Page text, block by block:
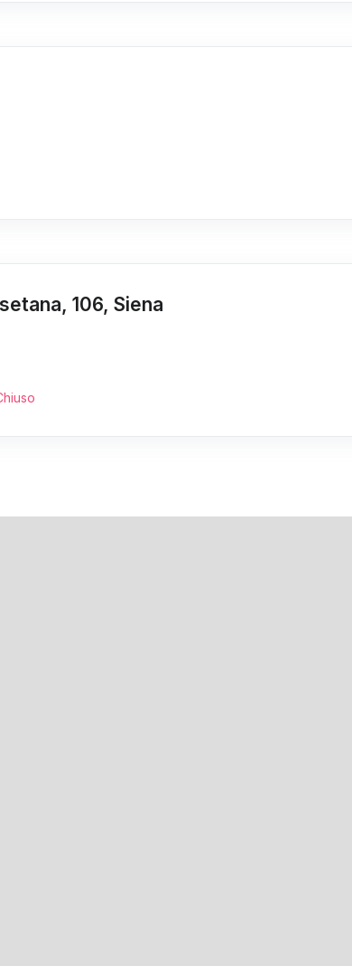
106, Siena